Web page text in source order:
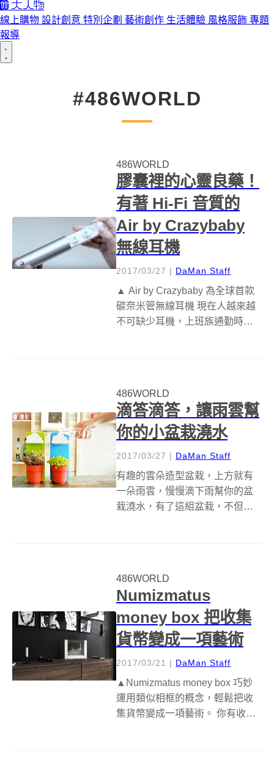
線上購物 設計創意 特別企劃 藝術創作 生活體驗 風格服飾 專題
報導
#486WORLD
486WORLD
膠囊裡的心靈良藥！
有著 Hi-Fi 音質的
Air by Crazybaby
無線耳機
2017/03/27 | DaMan Staff
▲ Air by Crazybaby 為全球首款
碳奈米管無線耳機 現在人越來越
不可缺少耳機，上班族通勤時需
稱...
486WORLD
滴答滴答，讓雨雲幫
你的小盆栽澆水
2017/03/27 | DaMan Staff
有趣的雲朵造型盆栽，上方就有
一朵雨雲，慢慢滴下雨幫你的盆
栽澆水，有了這組盆栽，不但能
及上面的雲朵。最特別的地方就
是上面的雲朵，...
486WORLD
Numizmatus
money box 把收集
貨幣變成一項藝術
2017/03/21 | DaMan Staff
▲Numizmatus money box 巧妙
運用類似相框的概念，輕鬆把收
集貨幣變成一項藝術。 你有收各